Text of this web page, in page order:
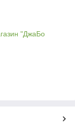
"ДжаБо